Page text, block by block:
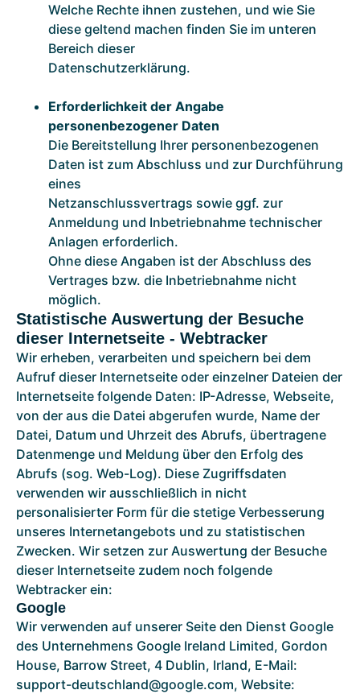
Welche Rechte ihnen zustehen, und wie Sie
diese geltend machen finden Sie im unteren
Bereich dieser
Datenschutzerklärung.
Erforderlichkeit der Angabe
personenbezogener Daten
Die Bereitstellung Ihrer personenbezogenen
Daten ist zum Abschluss und zur Durchführung
eines
Netzanschlussvertrags sowie ggf. zur
Anmeldung und Inbetriebnahme technischer
Anlagen erforderlich.
Ohne diese Angaben ist der Abschluss des
Vertrages bzw. die Inbetriebnahme nicht
möglich.
Statistische Auswertung der Besuche
dieser Internetseite - Webtracker
Wir erheben, verarbeiten und speichern bei dem
Aufruf dieser Internetseite oder einzelner Dateien der
Internetseite folgende Daten: IP-Adresse, Webseite,
von der aus die Datei abgerufen wurde, Name der
Datei, Datum und Uhrzeit des Abrufs, übertragene
Datenmenge und Meldung über den Erfolg des
Abrufs (sog. Web-Log). Diese Zugriffsdaten
verwenden wir ausschließlich in nicht
personalisierter Form für die stetige Verbesserung
unseres Internetangebots und zu statistischen
Zwecken. Wir setzen zur Auswertung der Besuche
dieser Internetseite zudem noch folgende
Webtracker ein:
Google
Wir verwenden auf unserer Seite den Dienst Google
des Unternehmens Google Ireland Limited, Gordon
House, Barrow Street, 4 Dublin, Irland, E-Mail:
support-deutschland@google.com, Website: